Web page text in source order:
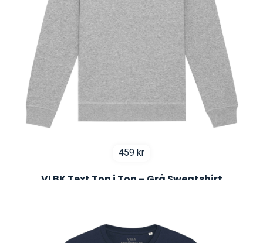
459 kr
VLBK Text Ton i Ton – Grå Sweatshirt